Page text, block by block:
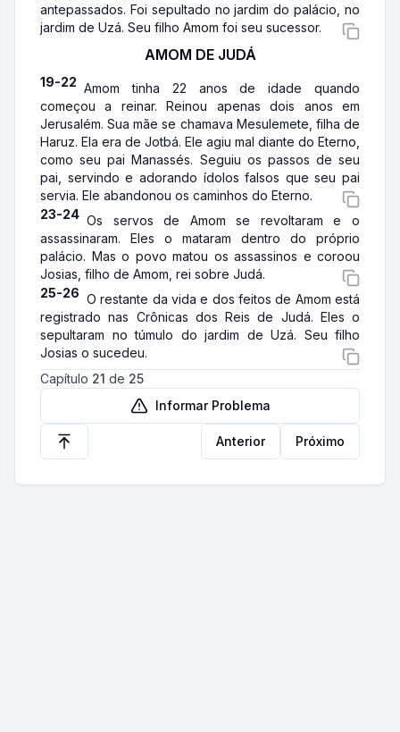
antepassados. Foi sepultado no jardim do palácio, no
jardim de Uzá. Seu filho Amom foi seu sucessor.
AMOM DE JUDÁ
19-22 Amom tinha 22 anos de idade quando
começou a reinar. Reinou apenas dois anos em
Jerusalém. Sua mãe se chamava Mesulemete, filha de
Haruz. Ela era de Jotbá. Ele agiu mal diante do Eterno,
como seu pai Manassés. Seguiu os passos de seu
pai, servindo e adorando ídolos falsos que seu pai
servia. Ele abandonou os caminhos do Eterno.
23-24 Os servos de Amom se revoltaram e o
assassinaram. Eles o mataram dentro do próprio
palácio. Mas o povo matou os assassinos e coroou
Josias, filho de Amom, rei sobre Judá.
25-26 O restante da vida e dos feitos de Amom está
registrado nas Crônicas dos Reis de Judá. Eles o
sepultaram no túmulo do jardim de Uzá. Seu filho
Josias o sucedeu.
Capítulo 21 de 25
Informar Problema
Anterior Próximo